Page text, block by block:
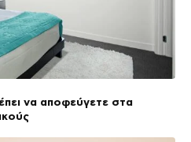
να αποφεύγετε στα